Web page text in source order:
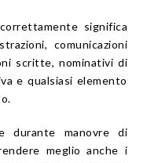
significa
comunicazioni
scritte, nominativi di
e qualsiasi elemento
durante manovre di
meglio anche i